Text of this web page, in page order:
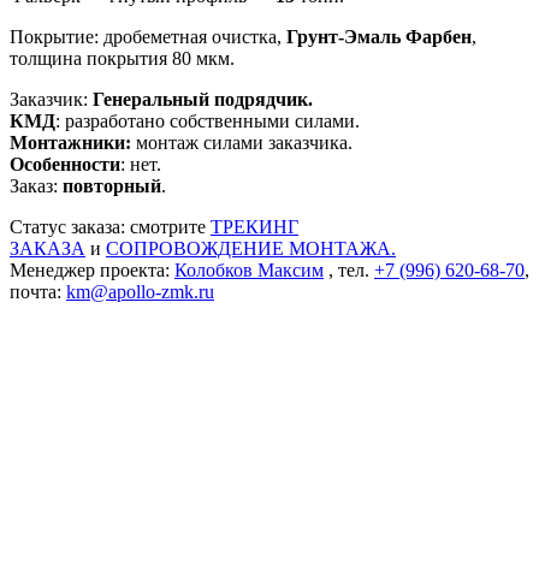
Покрытие: дробеметная очистка, Грунт-Эмаль Фарбен,
толщина покрытия 80 мкм.
Заказчик: Генеральный подрядчик.
КМД: разработано собственными силами.
Монтажники: монтаж силами заказчика.
Особенности: нет.
Заказ: повторный.
Статус заказа: смотрите ТРЕКИНГ
ЗАКАЗА и СОПРОВОЖДЕНИЕ МОНТАЖА.
Менеджер проекта: Колобков Максим , тел. +7 (996) 620-68-70,
почта: km@apollo-zmk.ru